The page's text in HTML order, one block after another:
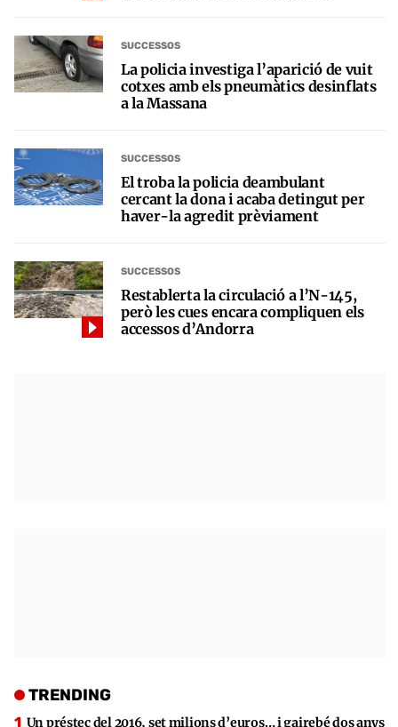
SUCCESSOS
La policia investiga l’aparició de vuit
cotxes amb els pneumàtics desinflats
a la Massana
SUCCESSOS
El troba la policia deambulant
cercant la dona i acaba detingut per
haver-la agredit prèviament
SUCCESSOS
Restablerta la circulació a l’N-145,
però les cues encara compliquen els
accessos d’Andorra
TRENDING
Un préstec del 2016, set milions d’euros… i gairebé dos anys